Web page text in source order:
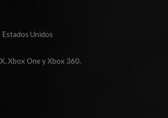
Unidos
Xbox One y Xbox 360.